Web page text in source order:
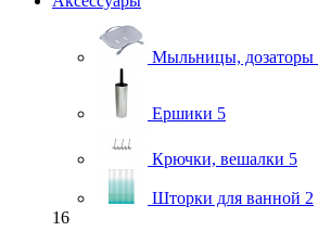
Мыльницы, дозаторы
Ершики 5
Крючки, вешалки 5
Шторки для ванной 2
16